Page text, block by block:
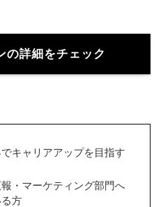
の詳細をチェック
キャリアアップを目指す
・マーケティング部門へ
方